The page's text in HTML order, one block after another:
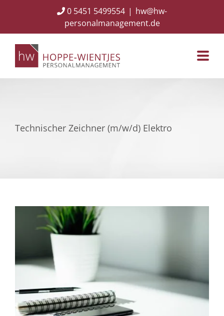
0 5451 5499554 | hw@hw-
personalmanagement.de
Technischer Zeichner (m/w/d) Elektro